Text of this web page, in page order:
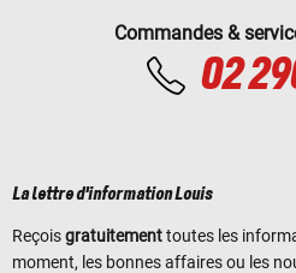
Commandes &
02
La lettre d'information Louis
Reçoisgratuitementtoutes les
moment, les bonnes affaires ou les